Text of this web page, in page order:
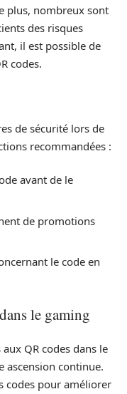
plus, nombreux sont
des risques
il est possible de
codes.
de sécurité lors de
recommandées :
avant de le
de promotions
le code en
le gaming
QR codes dans le
ascension continue.
codes pour améliorer